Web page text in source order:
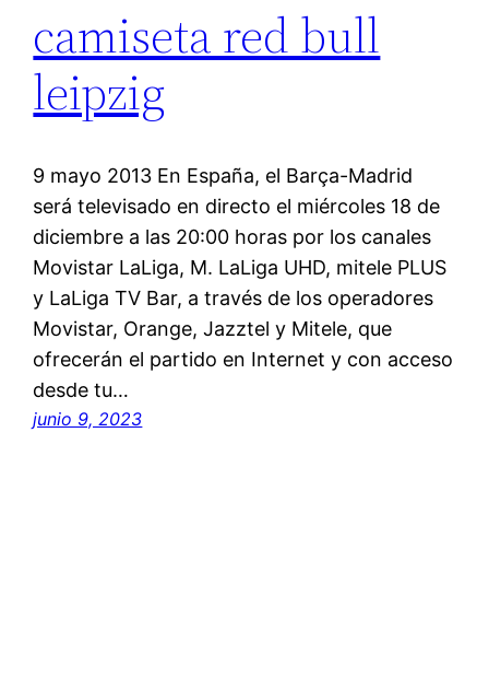
camiseta red bull
leipzig
9 mayo 2013 En España, el Barça-Madrid
será televisado en directo el miércoles 18 de
diciembre a las 20:00 horas por los canales
Movistar LaLiga, M. LaLiga UHD, mitele PLUS
y LaLiga TV Bar, a través de los operadores
Movistar, Orange, Jazztel y Mitele, que
ofrecerán el partido en Internet y con acceso
desde tu…
junio 9, 2023